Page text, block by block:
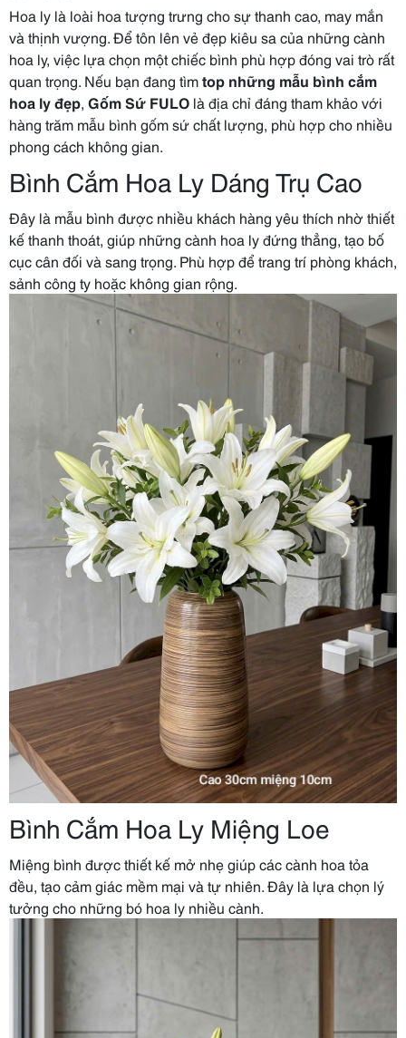
Hoa ly là loài hoa tượng trưng cho sự thanh cao, may mắn
và thịnh vượng. Để tôn lên vẻ đẹp kiêu sa của những cành
hoa ly, việc lựa chọn một chiếc bình phù hợp đóng vai trò rất
quan trọng. Nếu bạn đang tìmtop những mẫu bình cắm
hoa ly đẹp, Gốm Sứ FULO là địa chỉ đáng tham khảo với
hàng trăm mẫu bình gốm sứ chất lượng, phù hợp cho nhiều
phong cách không gian.
Bình Cắm Hoa Ly Dáng Trụ Cao
Đây là mẫu bình được nhiều khách hàng yêu thích nhờ thiết
kế thanh thoát, giúp những cành hoa ly đứng thẳng, tạo bố
cục cân đối và sang trọng. Phù hợp để trang trí phòng khách,
sảnh công ty hoặc không gian rộng.
Bình Cắm Hoa Ly Miệng Loe
Miệng bình được thiết kế mở nhẹ giúp các cành hoa tỏa
đều, tạo cảm giác mềm mại và tự nhiên. Đây là lựa chọn lý
tưởng cho những bó hoa ly nhiều cành.